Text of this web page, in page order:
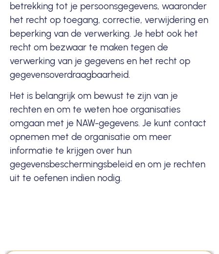
betrekking tot je persoonsgegevens, waaronder
het recht op toegang, correctie, verwijdering en
beperking van de verwerking. Je hebt ook het
recht om bezwaar te maken tegen de
verwerking van je gegevens en het recht op
gegevensoverdraagbaarheid.
Het is belangrijk om bewust te zijn van je
rechten en om te weten hoe organisaties
omgaan met je NAW-gegevens. Je kunt contact
opnemen met de organisatie om meer
informatie te krijgen over hun
gegevensbeschermingsbeleid en om je rechten
uit te oefenen indien nodig.